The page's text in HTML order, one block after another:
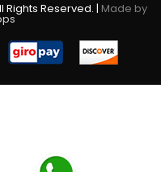
Reserved. | Made by